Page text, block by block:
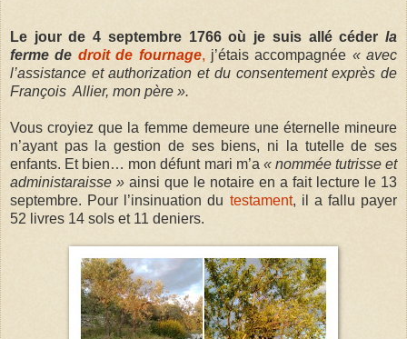
Le jour de 4 septembre 1766 où je suis allé céder la
ferme de droit de fournage, j’étais accompagnée « avec
l’assistance et authorization et du consentement exprès de
François Allier, mon père ».
Vous croyiez que la femme demeure une éternelle mineure
n’ayant pas la gestion de ses biens, ni la tutelle de ses
enfants. Et bien… mon défunt mari m’a « nommée tutrisse et
administaraisse » ainsi que le notaire en a fait lecture le 13
septembre. Pour l’insinuation du testament, il a fallu payer
52 livres 14 sols et 11 deniers.